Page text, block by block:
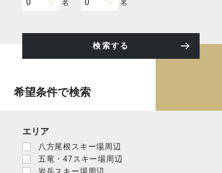
名 名
検索する
希望条件で検索
エリア
八方尾根スキー場周辺
五竜・47スキー場周辺